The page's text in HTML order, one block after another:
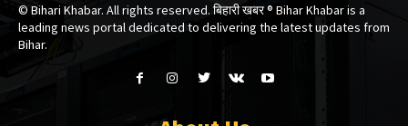
© Bihari Khabar. All rights reserved. बिहारी खबर ®​ Bihar Khabar is a
leading news portal dedicated to delivering the latest updates from
Bihar.